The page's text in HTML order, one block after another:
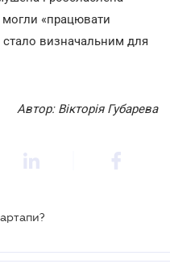
могли «працювати
визначальним для
Автор: Вікторія Губарева